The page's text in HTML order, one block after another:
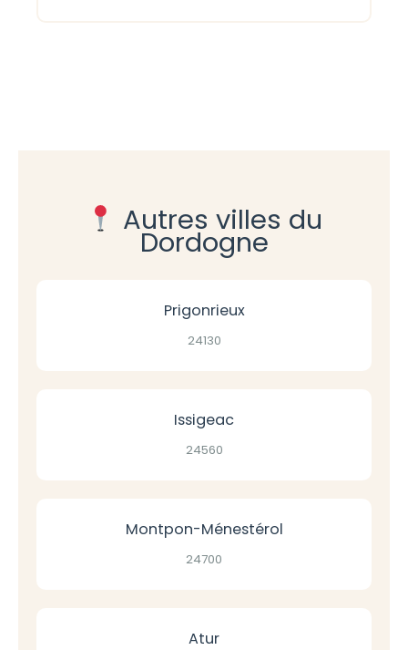
Autres villes du
Dordogne
Prigonrieux
24130
Issigeac
24560
Montpon-Ménestérol
24700
Atur